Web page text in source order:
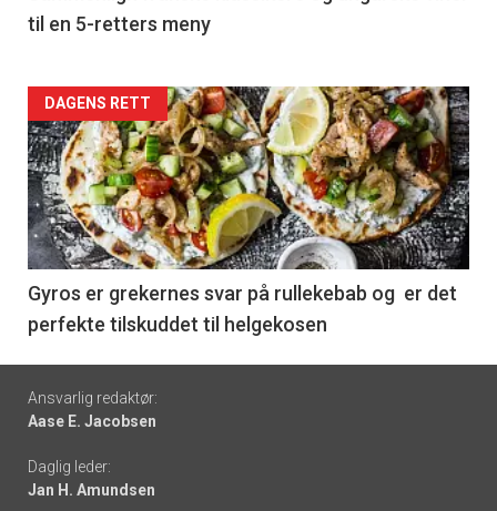
til en 5-retters meny
Forsiden
akkurat
nå
-
6
DAGENS RETT
Gyros er grekernes svar på rullekebab og er det
perfekte tilskuddet til helgekosen
Footer
-
links
Ansvarlig redaktør:
Aase E. Jacobsen
Daglig leder:
Jan H. Amundsen